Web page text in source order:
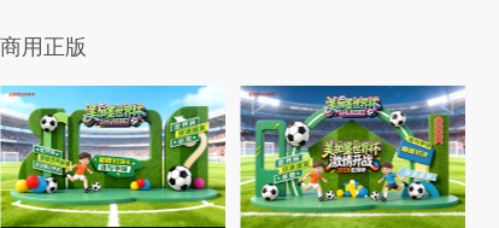
商用正版